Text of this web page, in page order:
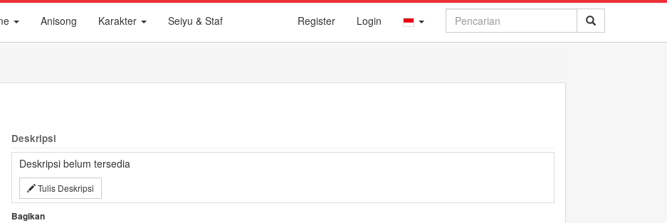
Register Login
Anisong Karakter Seiyu & Staf
Deskripsi
Deskripsi belum tersedia
Tulis Deskripsi
Bagikan